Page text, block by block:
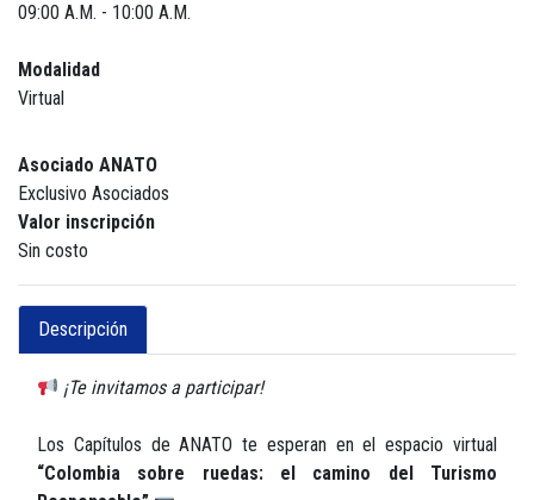
09:00 A.M. - 10:00 A.M.
Modalidad
Virtual
Asociado ANATO
Exclusivo Asociados
Valor inscripción
Sin costo
Descripción
¡Te invitamos a participar!
Los Capítulos de ANATO te esperan en el espacio virtual
“Colombia sobre ruedas: el camino del Turismo